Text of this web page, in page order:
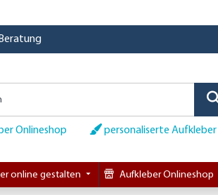
Onlineshop personaliserte Aufkleber
online gestalten Aufkleber Onlineshop